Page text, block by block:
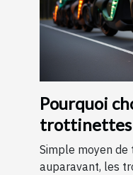
Pourquoi
trottinettes
Simple moyen
auparavant, les